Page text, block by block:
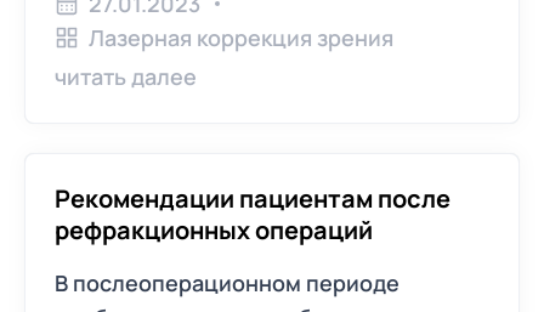
Лазерная коррекция зрения
читать далее
Рекомендации пациентам после
рефракционных операций
В послеоперационном периоде